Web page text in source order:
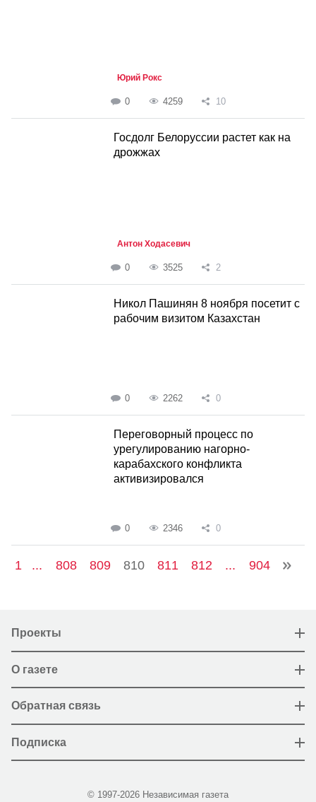
Юрий Рокс
0 4259 10
Госдолг Белоруссии растет как на
дрожжах
Антон Ходасевич
0 3525 2
Никол Пашинян 8 ноября посетит с
рабочим визитом Казахстан
0 2262 0
Переговорный процесс по
урегулированию нагорно-
карабахского конфликта
активизировался
0 2346 0
1 ... 808 809 810 811 812 ... 904
Проекты
О газете
Обратная связь
Подписка
© 1997-2026 Независимая газета